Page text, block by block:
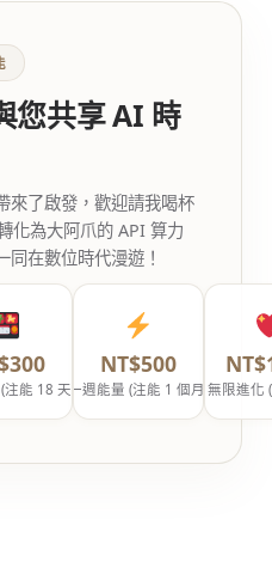
您共享 AI 時
來了啟發，歡迎請我喝杯
化為大阿爪的 API 算力
在數位時代漫遊！
注能 18 天)
NT$500
一週能量 (注能 1 個月)無限進化